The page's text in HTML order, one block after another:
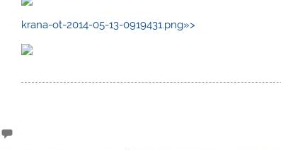
krana-ot-2014-05-13-0919431.png»>